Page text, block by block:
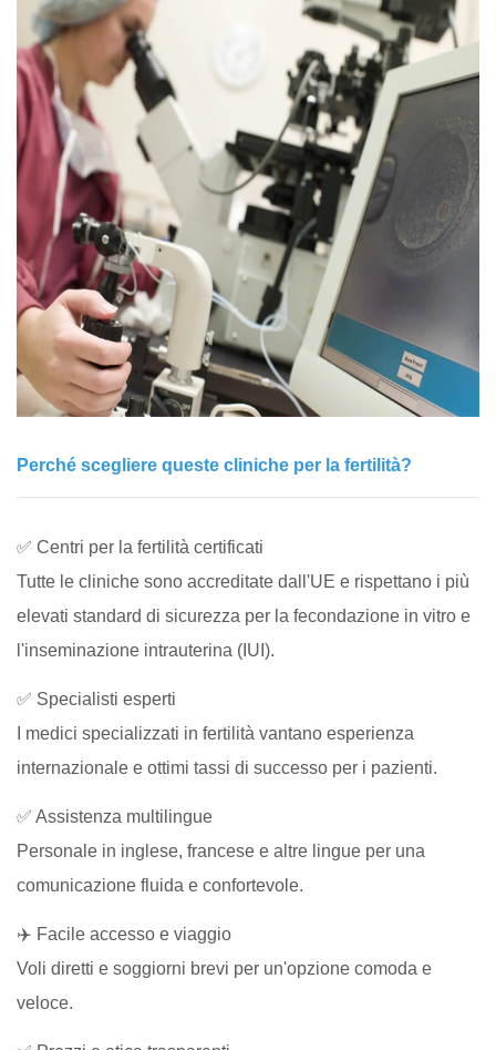
Perché scegliere queste cliniche per la fertilità?
✅ Centri per la fertilità certificati
Tutte le cliniche sono accreditate dall'UE e rispettano i più
elevati standard di sicurezza per la fecondazione in vitro e
l'inseminazione intrauterina (IUI).
✅ Specialisti esperti
I medici specializzati in fertilità vantano esperienza
internazionale e ottimi tassi di successo per i pazienti.
✅ Assistenza multilingue
Personale in inglese, francese e altre lingue per una
comunicazione fluida e confortevole.
✈️ Facile accesso e viaggio
Voli diretti e soggiorni brevi per un'opzione comoda e
veloce.